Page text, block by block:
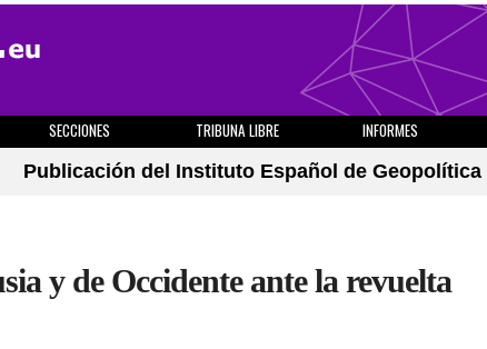
SECCIONES TRIBUNA LIBRE INFORMES
Publicación del Instituto Español de Geopolítica
y de Occidente ante la revuelta